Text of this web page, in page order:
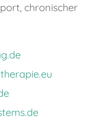
chronischer